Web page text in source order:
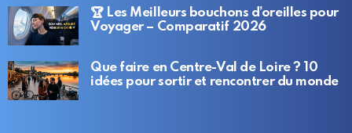
🏆 Les Meilleurs bouchons d’oreilles pour
Voyager – Comparatif 2026
Que faire en Centre-Val de Loire ? 10
idées pour sortir et rencontrer du monde